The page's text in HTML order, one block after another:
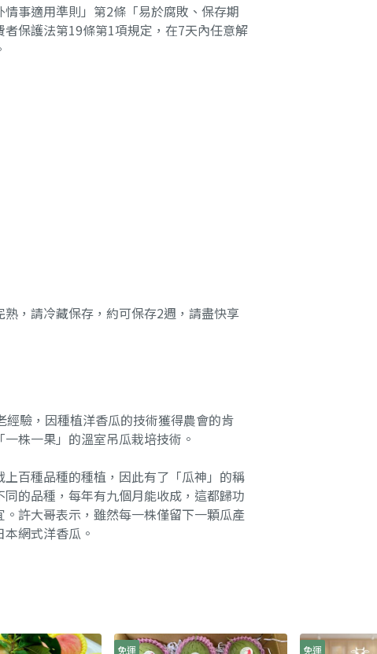
事適用準則」第2條「易於腐敗、保存期
保護法第19條第1項規定，在7天內任意解
，請冷藏保存，約可保存2週，請盡快享
驗，因種植洋香瓜的技術獲得農會的肯
株一果」的溫室吊瓜栽培技術。
百種品種的種植，因此有了「瓜神」的稱
的品種，每年有九個月能收成，這都歸功
許大哥表示，雖然每一株僅留下一顆瓜產
網式洋香瓜。
免運 免運